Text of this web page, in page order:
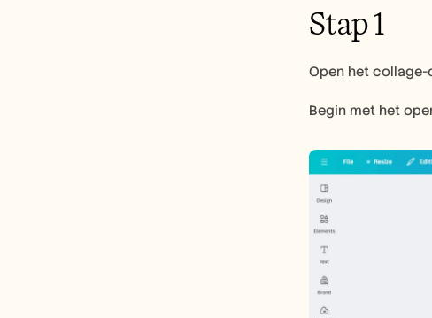
Stap 1
Open het collage-
Begin met het